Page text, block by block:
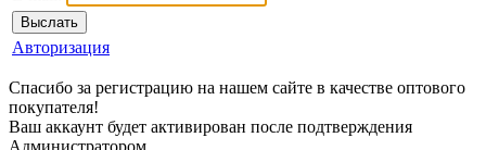
Авторизация
Спасибо за регистрацию на нашем сайте в качестве оптового
покупателя!
Ваш аккаунт будет активирован после подтверждения